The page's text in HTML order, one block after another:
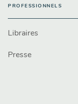
PROFESSIONNELS
Libraires
Presse